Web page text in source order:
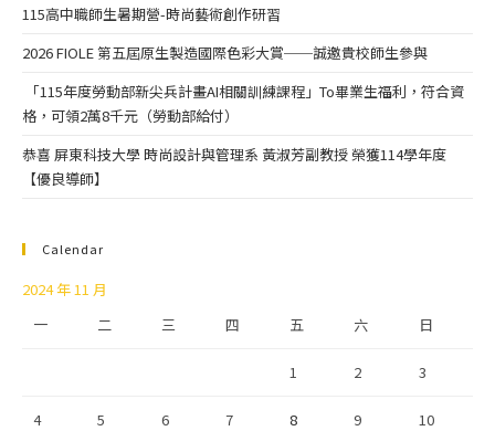
115高中職師生暑期營-時尚藝術創作研習
2026 FIOLE 第五屆原生製造國際色彩大賞──誠邀貴校師生參與
「115年度勞動部新尖兵計畫AI相關訓練課程」To畢業生福利，符合資
格，可領2萬8千元（勞動部給付）
恭喜 屏東科技大學 時尚設計與管理系 黃淑芳副教授 榮獲114學年度
【優良導師】
Calendar
2024 年 11 月
一
二 三 四 五 六 日
1 2 3
4 5 6 7 8 9 10